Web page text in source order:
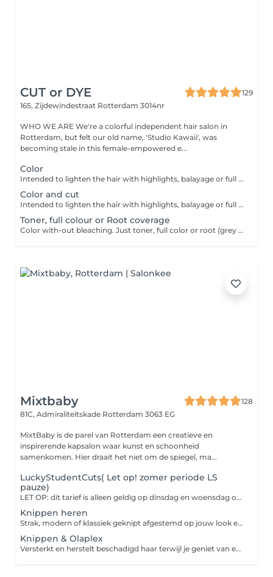
CUT or DYE
129
165, Zijdewindestraat Rotterdam 3014nr
WHO WE ARE We're a colorful independent hair salon in
Rotterdam, but felt our old name, 'Studio Kawaii', was
becoming stale in this female-empowered e...
Color
Intended to lighten the hair with highlights, balayage or full bleach. Applying a dark color, toner or outgrowth treatment without haircut.
Color and cut
Intended to lighten the hair with highlights, balayage or full bleach. Applying a dark color, toner or outgrowth treatment including haircut.
Toner, full colour or Root coverage
Color with-out bleaching. Just toner, full color or root (grey hair) coverage, cut can be discussed. Depends on situation and busy in salon
Mixtbaby
128
81C, Admiraliteitskade Rotterdam 3063 EG
MixtBaby is de parel van Rotterdam een creatieve en
inspirerende kapsalon waar kunst en schoonheid
samenkomen. Hier draait het niet om de spiegel, ma...
LuckyStudentCuts( Let op! zomer periode LS
pauze)
LET OP: dit tarief is alleen geldig op dinsdag en woensdag op vertoon van je studentenpas. Houd rekening met onze vakantieperiodes, waarin dit aanbod tijdelijk vervalt: ZOMERPAUZE: 20 JULI T/M 22 AUGUSTUS 2026 KERSTPERIODE: 1 DECEMBER 2026 T/M 2 JANUARI 2027 Buiten deze periodes kun je op de aangegeven dagen weer gebruikmaken van het studententarief. Belangrijk: kies je tijdens een pauzeperiode of op een andere dag toch voor een LS-behandeling? Dan brengen wij het normale kniptarief in rekening.
Knippen heren
Strak, modern of klassiek geknipt afgestemd op jouw look en haartype.
Knippen & Olaplex
Versterkt en herstelt beschadigd haar terwijl je geniet van een professionele coupe.